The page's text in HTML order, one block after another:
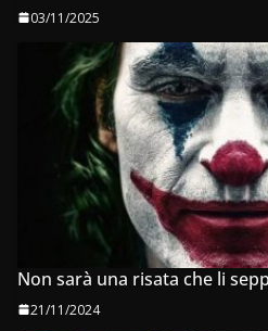
03/11/2025
Non sarà una risata che li
21/11/2024